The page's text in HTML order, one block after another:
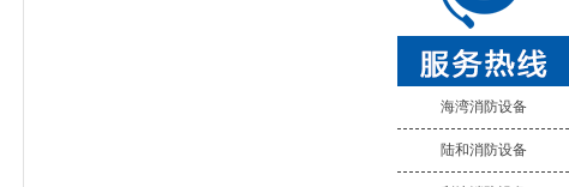
海湾消防设备
陆和消防设备